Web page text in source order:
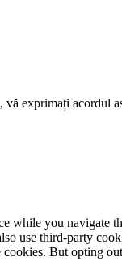
vă exprimați acordul
while you navigate
use third-party
But opting